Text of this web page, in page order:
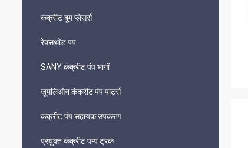
कंक्रीट बूम प्लेसर्स
रेक्सथॉड पंप
SANY कंक्रीट पंप भागों
ज़ूमलिओन कंक्रीट पंप पार्ट्स
कंक्रीट पंप सहायक उपकरण
प्रयुक्त कंक्रीट पम्प ट्रक